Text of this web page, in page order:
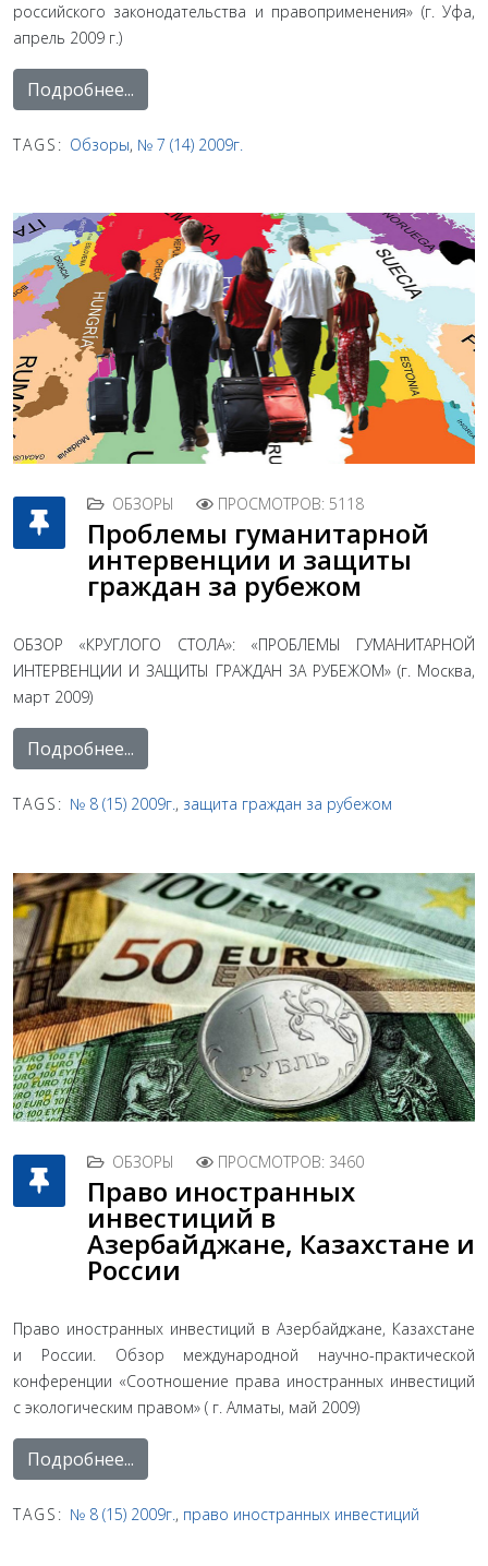
российского законодательства и правоприменения» (г. Уфа,
апрель 2009 г.)
Подробнее...
TAGS: Обзоры, № 7 (14) 2009г.
ОБЗОРЫ ПРОСМОТРОВ: 5118
Проблемы гуманитарной
интервенции и защиты
граждан за рубежом
ОБЗОР «КРУГЛОГО СТОЛА»: «ПРОБЛЕМЫ ГУМАНИТАРНОЙ
ИНТЕРВЕНЦИИ И ЗАЩИТЫ ГРАЖДАН ЗА РУБЕЖОМ» (г. Москва,
март 2009)
Подробнее...
TAGS: № 8 (15) 2009г. , защита граждан за рубежом
ОБЗОРЫ ПРОСМОТРОВ: 3460
Право иностранных
инвестиций в
Азербайджане, Казахстане и
России
Право иностранных инвестиций в Азербайджане, Казахстане
и России. Обзор международной научно-практической
конференции «Соотношение права иностранных инвестиций
с экологическим правом» ( г. Алматы, май 2009)
Подробнее...
TAGS: № 8 (15) 2009г., право иностранных инвестиций